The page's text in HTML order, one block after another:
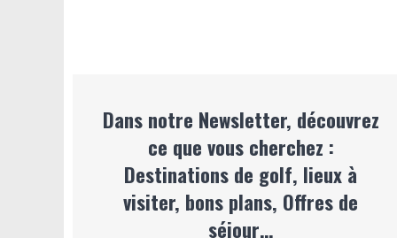
Dans notre Newsletter, découvrez
ce que vous cherchez :
Destinations de golf, lieux à
visiter, bons plans, Offres de
séjour…